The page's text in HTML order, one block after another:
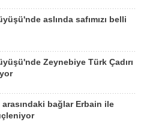
aslında safımızı belli
Zeynebiye Türk Çadırı
arasındaki bağlar Erbain ile